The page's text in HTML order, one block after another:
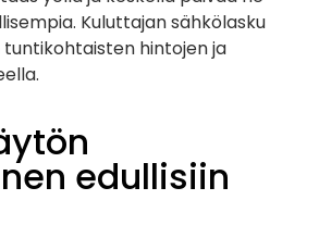
Kuluttajan sähkölasku
hintojen ja
edullisiin